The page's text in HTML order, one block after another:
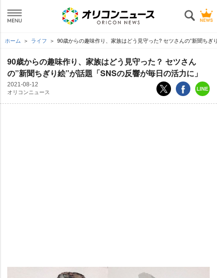
ホーム ライフ 90歳からの趣味作り、家族はどう見守った? セツさんの”新聞ちぎ
90歳からの趣味作り、家族はどう見守った？ セツさん
の”新聞ちぎり絵”が話題「SNSの反響が毎日の活力に」
2021-08-12
オリコンニュース